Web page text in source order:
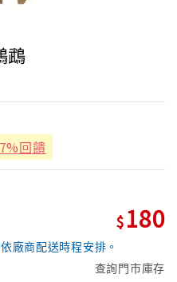
鵡
回饋
180
廠商配送時程安排。
查詢門市庫存